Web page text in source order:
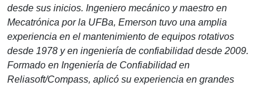
desde sus inicios. Ingeniero mecánico y maestro en
Mecatrónica por la UFBa, Emerson tuvo una amplia
experiencia en el mantenimiento de equipos rotativos
desde 1978 y en ingeniería de confiabilidad desde 2009.
Formado en Ingeniería de Confiabilidad en
Reliasoft/Compass, aplicó su experiencia en grandes